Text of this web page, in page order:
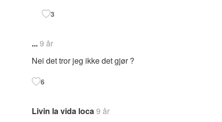
3
...9 år
Nei det tror jeg ikke det gjør ?
6
Livin la vida loca9 år